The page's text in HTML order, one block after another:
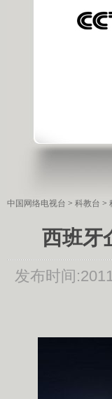
中国网络电视台 > 科教台 >
西班牙
发布时间: